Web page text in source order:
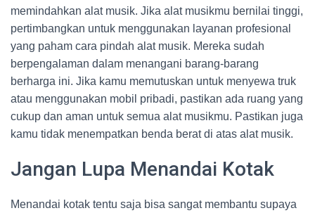
memindahkan alat musik. Jika alat musikmu bernilai tinggi,
pertimbangkan untuk menggunakan layanan profesional
yang paham cara pindah alat musik. Mereka sudah
berpengalaman dalam menangani barang-barang
berharga ini. Jika kamu memutuskan untuk menyewa truk
atau menggunakan mobil pribadi, pastikan ada ruang yang
cukup dan aman untuk semua alat musikmu. Pastikan juga
kamu tidak menempatkan benda berat di atas alat musik.
Jangan Lupa Menandai Kotak
Menandai kotak tentu saja bisa sangat membantu supaya